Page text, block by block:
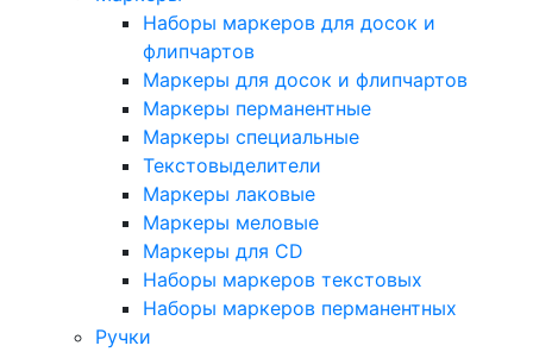
Наборы маркеров для досок и
флипчартов
Маркеры для досок и флипчартов
Маркеры перманентные
Маркеры специальные
Текстовыделители
Маркеры лаковые
Маркеры меловые
Маркеры для CD
Наборы маркеров текстовых
Наборы маркеров перманентных
Ручки